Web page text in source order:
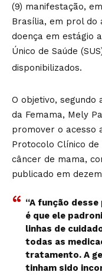
(9) manifestação,
Brasília, em prol do
doença em estágio
Único de Saúde
disponibilizados.
O objetivo, segundo
da Femama, Mely
promover o acesso
Protocolo Clínico de
câncer de mama,
publicado em
“A função
é que ele
linhas de
todas as
tratamento. A
tinham sido